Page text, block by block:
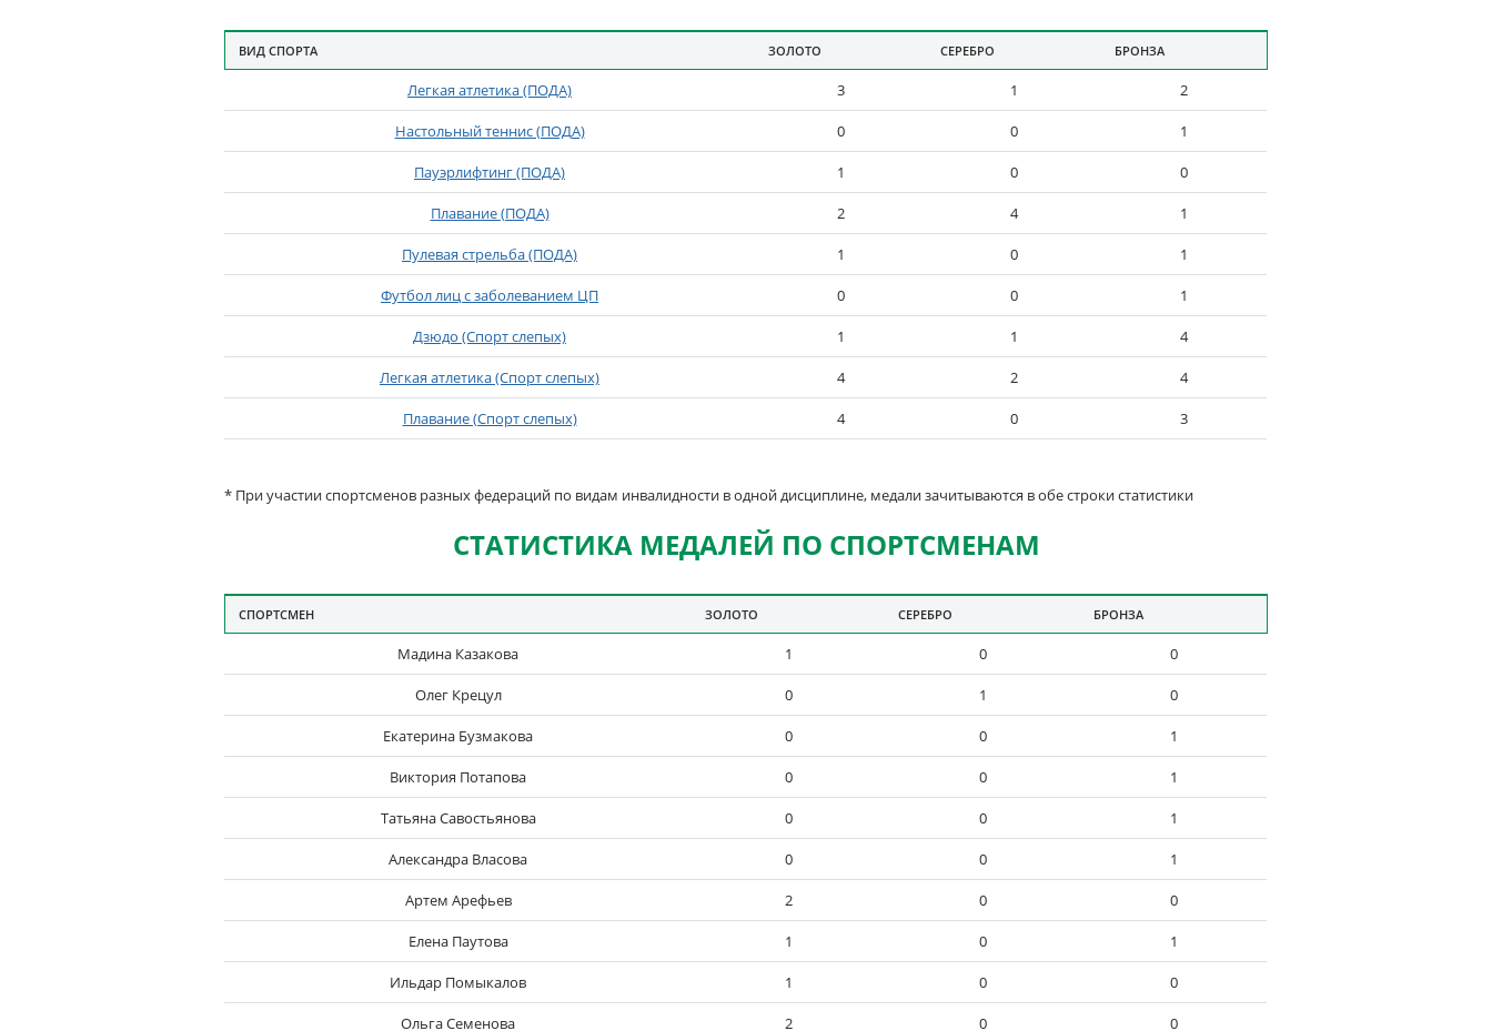
СТАТИСТИКА МЕДАЛЕЙ ПО ВИДАМ СПОРТА
ВИД СПОРТА ЗОЛОТО СЕРЕБРО БРОНЗА
Легкая атлетика (ПОДА) 3 1 2
Настольный теннис (ПОДА) 0 0 1
Пауэрлифтинг (ПОДА) 1 0 0
Плавание (ПОДА) 2 4 1
Пулевая стрельба (ПОДА) 1 0 1
Футбол лиц с заболеванием ЦП 0 0 1
Дзюдо (Спорт слепых) 1 1 4
Легкая атлетика (Спорт слепых) 4 2 4
Плавание (Спорт слепых) 4 0 3
* При участии спортсменов разных федераций по видам инвалидности в одной дисциплине, медали зачитываются в обе строки статистики
СТАТИСТИКА МЕДАЛЕЙ ПО СПОРТСМЕНАМ
СПОРТСМЕН ЗОЛОТО СЕРЕБРО БРОНЗА
Мадина Казакова 1 0 0
Олег Крецул 0 1 0
Екатерина Бузмакова 0 0 1
Виктория Потапова 0 0 1
Татьяна Савостьянова 0 0 1
Александра Власова 0 0 1
Артем Арефьев 2 0 0
Елена Паутова 1 0 1
Ильдар Помыкалов 1 0 0
Ольга Семенова 2 0 0